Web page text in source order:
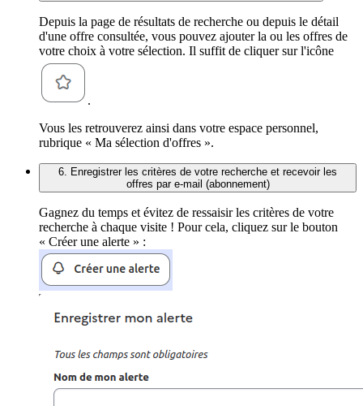
Depuis la page de résultats de recherche ou depuis le détail
d'une offre consultée, vous pouvez ajouter la ou les offres de
votre choix à votre sélection. Il suffit de cliquer sur l'icône
.
Vous les retrouverez ainsi dans votre espace personnel,
rubrique « Ma sélection d'offres ».
6. Enregistrer les critères de votre recherche et recevoir les
offres par e-mail (abonnement)
Gagnez du temps et évitez de ressaisir les critères de votre
recherche à chaque visite ! Pour cela, cliquez sur le bouton
« Créer une alerte » :